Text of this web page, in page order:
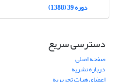
دوره 39 (1388)
دسترسی سریع
صفحه اصلی
درباره نشریه
اعضای هیات تحریریه